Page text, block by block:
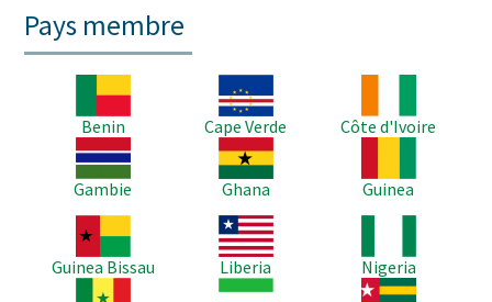
Pays membre
Benin
Image
Cape Verde
Côte d'Ivoire
Image
Gambie
Image
Ghana
Guinea
Image
Guinea Bissau
Image
Liberia
Nigeria
Image
Image